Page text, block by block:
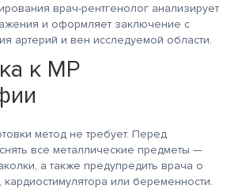
врач-рентгенолог анализирует
и оформляет заключение с
артерий и вен исследуемой области.
к МР
метод не требует. Перед
все металлические предметы —
а также предупредить врача о
или беременности.